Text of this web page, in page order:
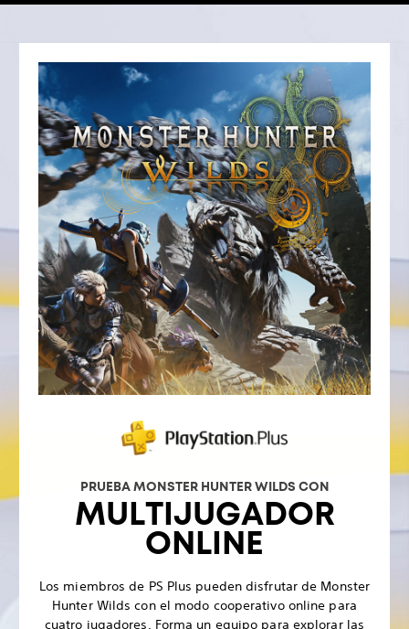
PRUEBA MONSTER HUNTER WILDS CON
MULTIJUGADOR
ONLINE
Los miembros de PS Plus pueden disfrutar de Monster
Hunter Wilds con el modo cooperativo online para
cuatro jugadores. Forma un equipo para explorar las